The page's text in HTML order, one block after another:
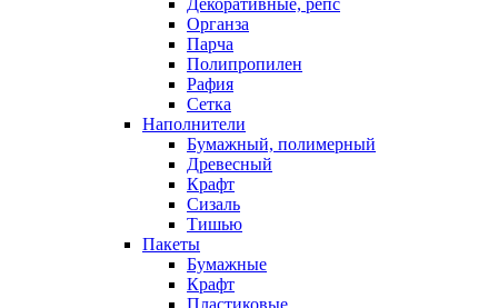
Декоративные, репс
Органза
Парча
Полипропилен
Рафия
Сетка
Наполнители
Бумажный, полимерный
Древесный
Крафт
Сизаль
Тишью
Пакеты
Бумажные
Крафт
Пластиковые